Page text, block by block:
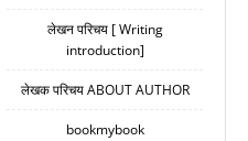
लेखन परिचय [ Writing
introduction]
लेखक परिचय ABOUT AUTHOR
bookmybook